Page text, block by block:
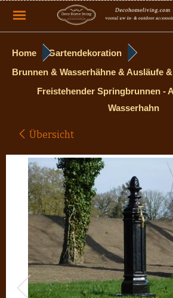
Home
Gartendekoration
Brunnen & Wasserhähne & Ausläufe
Freistehender Springbrunnen -
Wasserhahn
Übersicht